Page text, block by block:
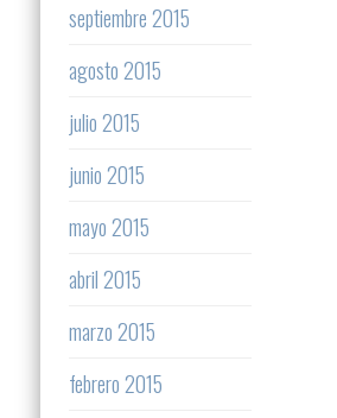
septiembre 2015
agosto 2015
julio 2015
junio 2015
mayo 2015
abril 2015
marzo 2015
febrero 2015